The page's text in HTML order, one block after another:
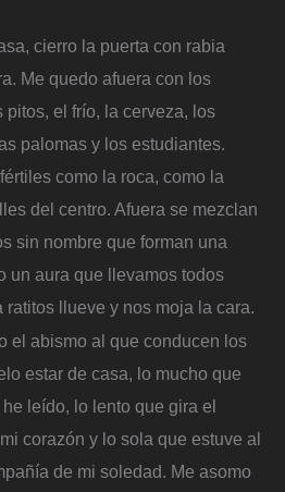
cierro la puerta con rabia
Me quedo afuera con los
el frío, la cerveza, los
palomas y los estudiantes.
como la roca, como la
del centro. Afuera se mezclan
sin nombre que forman una
un aura que llevamos todos
llueve y nos moja la cara.
el abismo al que conducen los
estar de casa, lo mucho que
leído, lo lento que gira el
corazón y lo sola que estuve al
de mi soledad. Me asomo